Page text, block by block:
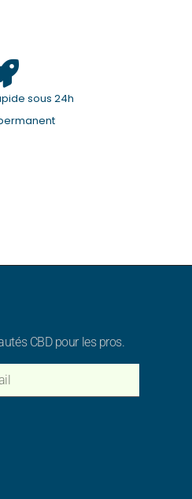
sous 24h
CBD pour les pros.